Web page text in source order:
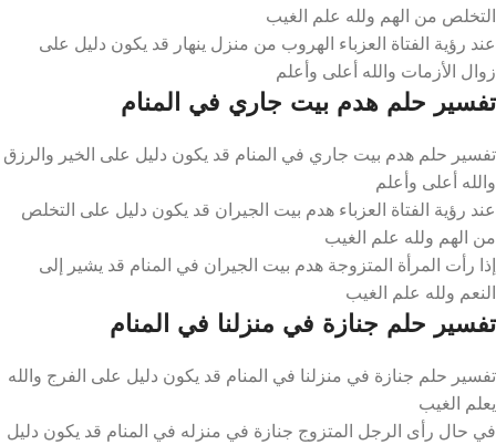
التخلص من الهم ولله علم الغيب
عند رؤية الفتاة العزباء الهروب من منزل ينهار قد يكون دليل على
زوال الأزمات والله أعلى وأعلم
تفسير حلم هدم بيت جاري في المنام
تفسير حلم هدم بيت جاري في المنام قد يكون دليل على الخير والرزق
والله أعلى وأعلم
عند رؤية الفتاة العزباء هدم بيت الجيران قد يكون دليل على التخلص
من الهم ولله علم الغيب
إذا رأت المرأة المتزوجة هدم بيت الجيران في المنام قد يشير إلى
النعم ولله علم الغيب
تفسير حلم جنازة في منزلنا في المنام
تفسير حلم جنازة في منزلنا في المنام قد يكون دليل على الفرج والله
يعلم الغيب
في حال رأى الرجل المتزوج جنازة في منزله في المنام قد يكون دليل